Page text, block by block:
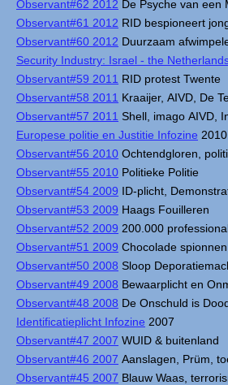
Observant#62 2012 De Psyche van een
Observant#61 2012 RID bespioneert
Observant#60 2012 Duurzaam
Security Industry: Israel - the
Observant#59 2011 RID protest Twente
Observant#58 2011 Kraaijer, AIVD, De
Observant#57 2011 Shell, imago AIVD,
Europese politie en Justitie Infozine 2010
Observant#56 2010 Ochtendgloren,
Observant#55 2010 Politieke Politie
Observant#54 2009 ID-plicht,
Observant#53 2009 Haags Fouilleren
Observant#52 2009 200.000
Observant#51 2009 Chocolade spionnen
Observant#50 2008 Sloop
Observant#49 2008 Bewaarplicht en
Observant#48 2008 De Onschuld is
Identificatieplicht Infozine 2007
Observant#47 2007 WUID & buitenland
Observant#46 2007 Aanslagen, Prüm,
Observant#45 2007 Blauw Waas,